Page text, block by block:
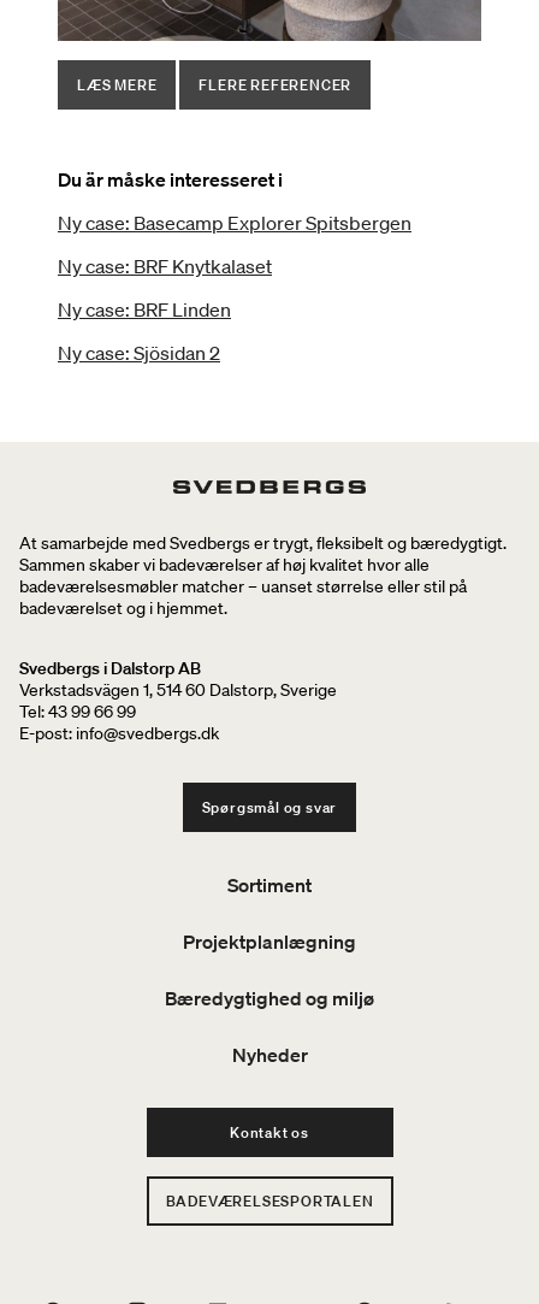
LÆS MERE FLERE REFERENCER
Du är måske interesseret i
Ny case: Basecamp Explorer Spitsbergen
Ny case: BRF Knytkalaset
Ny case: BRF Linden
Ny case: Sjösidan 2
At samarbejde med Svedbergs er trygt, fleksibelt og bæredygtigt.
Sammen skaber vi badeværelser af høj kvalitet hvor alle
badeværelsesmøbler matcher – uanset størrelse eller stil på
badeværelset og i hjemmet.
Svedbergs i Dalstorp AB
Verkstadsvägen 1, 514 60 Dalstorp, Sverige
Tel: 43 99 66 99
E-post: info@svedbergs.dk
Spørgsmål og svar
Sortiment
Projektplanlægning
Bæredygtighed og miljø
Nyheder
Kontakt os
BADEVÆRELSESPORTALEN